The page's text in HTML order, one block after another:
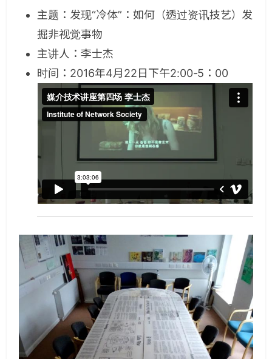
主题：发现“冷体”：如何（透过资讯技艺）发
掘非视觉事物
主讲人：李士杰
时间：2016年4月22日下午2:00-5：00